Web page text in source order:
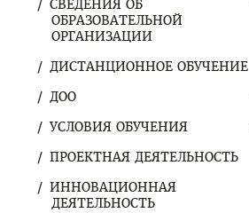
СВЕДЕНИЯ ОБ
ОБРАЗОВАТЕЛЬНОЙ
ОРГАНИЗАЦИИ
ДИСТАНЦИОННОЕ ОБУЧЕНИЕ
ДОО
УСЛОВИЯ ОБУЧЕНИЯ
ПРОЕКТНАЯ ДЕЯТЕЛЬНОСТЬ
ИННОВАЦИОННАЯ
ДЕЯТЕЛЬНОСТЬ